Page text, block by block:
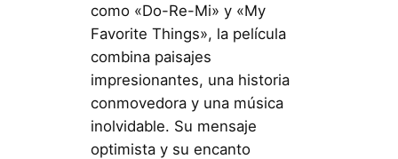
como «Do-Re-Mi» y «My
Favorite Things», la película
combina paisajes
impresionantes, una historia
conmovedora y una música
inolvidable. Su mensaje
optimista y su encanto